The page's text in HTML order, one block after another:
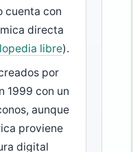
cuenta con
directa
libre).
por
1999 con un
aunque
proviene
digital